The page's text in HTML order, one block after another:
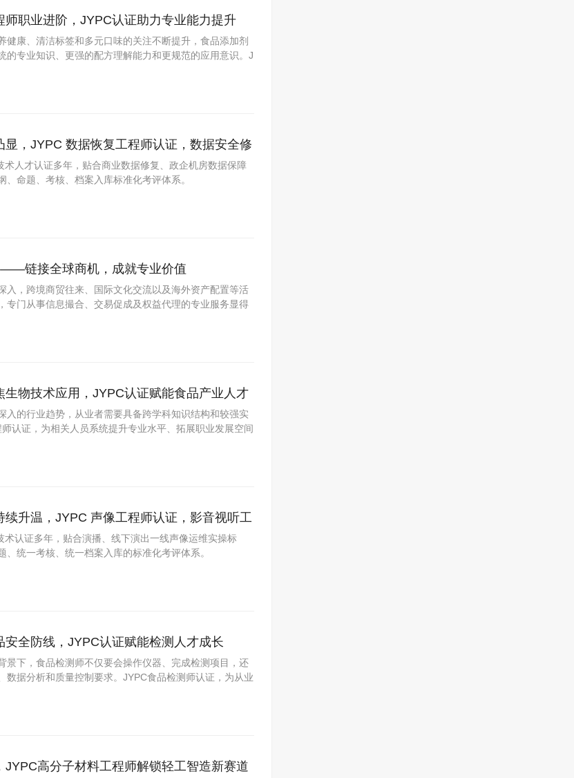
师职业进阶，JYPC认证助力专业能力提升
健康、清洁标签和多元口味的关注不断提升，食品添加剂
的专业知识、更强的配方理解能力和更规范的应用意识。J
显，JYPC 数据恢复工程师认证，数据安全修
展路径
术人才认证多年，贴合商业数据修复、政企机房数据保障
、命题、考核、档案入库标准化考评体系。
链接全球商机，成就专业价值
入，跨境商贸往来、国际文化交流以及海外资产配置等活
专门从事信息撮合、交易促成及权益代理的专业服务显得
生物技术应用，JYPC认证赋能食品产业人才
入的行业趋势，从业者需要具备跨学科知识结构和较强实
认证，为相关人员系统提升专业水平、拓展职业发展空间
续升温，JYPC 声像工程师认证，影音视听工
通道
术认证多年，贴合演播、线下演出一线声像运维实操标
、统一考核、统一档案入库的标准化考评体系。
安全防线，JYPC认证赋能检测人才成长
景下，食品检测师不仅要会操作仪器、完成检测项目，还
数据分析和质量控制要求。JYPC食品检测师认证，为从业
JYPC高分子材料工程师解锁轻工智造新赛道